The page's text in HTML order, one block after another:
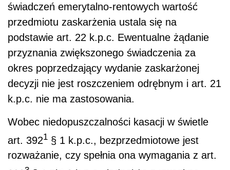
świadczeń emerytalno-rentowych wartość
przedmiotu zaskarżenia ustala się na
podstawie art. 22 k.p.c. Ewentualne żądanie
przyznania zwiększonego świadczenia za
okres poprzedzający wydanie zaskarżonej
decyzji nie jest roszczeniem odrębnym i art. 21
k.p.c. nie ma zastosowania.
Wobec niedopuszczalności kasacji w świetle
art. 3921 § 1 k.p.c., bezprzedmiotowe jest
rozważanie, czy spełnia ona wymagania z art.